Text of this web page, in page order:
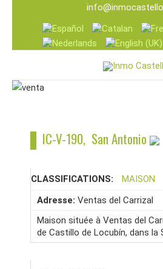
IC-V-190, San Antonio
CLASSIFICATIONS:
MAISON
Adresse: Ventas del Carrizal
Maison située à Ventas del
de Castillo de Locubín, dans la